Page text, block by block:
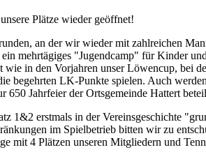
Plätze wieder geöffnet!
an der wir wieder mit zahlreichen
ein mehrtägiges "Jugendcamp" für Kinder
wie in den Vorjahren unser Löwencup, bei
begehrten LK-Punkte spielen. Auch
650 Jahrfeier der Ortsgemeinde Hattert
1&2 erstmals in der Vereinsgeschichte
im Spielbetrieb bitten wir zu
mit 4 Plätzen unseren Mitgliedern und